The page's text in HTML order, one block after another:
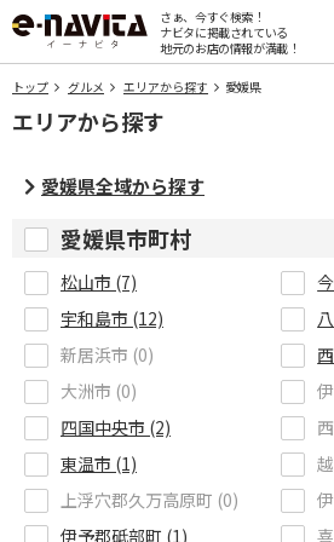
さぁ、今すぐ検索！
ナビタに掲載されている
地元のお店の情報が満載！
トップ グルメ エリアから探す 愛媛県
エリアから探す
愛媛県全域から探す
愛媛県市町村
松山市 (7)
宇和島市 (12)
新居浜市 (0)
大洲市 (0)
四国中央市 (2)
東温市 (1)
上浮穴郡久万高原町 (0)
伊予郡砥部町 (1)